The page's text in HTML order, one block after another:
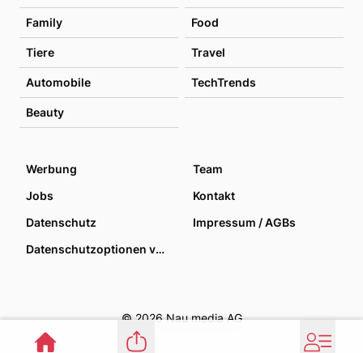
Family Food
Tiere Travel
Automobile TechTrends
Beauty
Werbung
Team
Jobs
Kontakt
Datenschutz
Impressum / AGBs
Datenschutzoptionen verwalten
© 2026 Nau media AG